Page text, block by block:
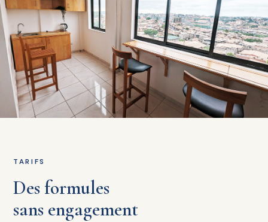
TARIFS
Des formules
sans engagement